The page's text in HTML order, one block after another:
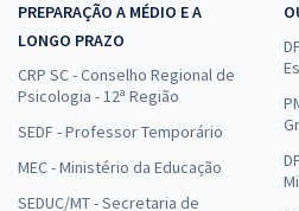
PREPARAÇÃO A MÉDIO E A
LONGO PRAZO
CRP SC - Conselho Regional de
Psicologia - 12ª Região
SEDF - Professor Temporário
MEC - Ministério da Educação
SEDUC/MT - Secretaria de